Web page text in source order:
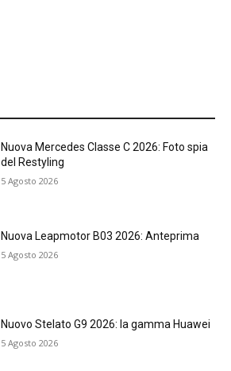
Nuova Mercedes Classe C 2026: Foto spia
del Restyling
5 Agosto 2026
Nuova Leapmotor B03 2026: Anteprima
5 Agosto 2026
Nuovo Stelato G9 2026: la gamma Huawei
5 Agosto 2026